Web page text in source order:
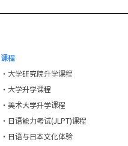
课程
・大学研究院升学课程
・大学升学课程
・美术大学升学课程
・日语能力考试(JLPT)课程
・日语与日本文化体验